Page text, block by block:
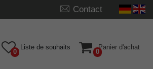
Contact
0
Liste de souhaits
0
Panier d'achat